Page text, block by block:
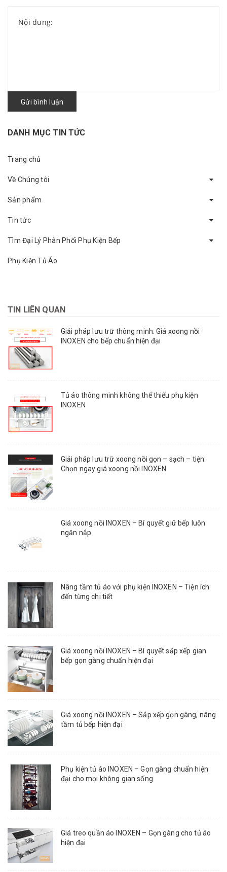
Gửi bình luận
DANH MỤC TIN TỨC
Trang chủ
Về Chúng tôi
Sản phẩm
Tin tức
Tìm Đại Lý Phân Phối Phụ Kiện Bếp
Phụ Kiện Tủ Áo
TIN LIÊN QUAN
Giải pháp lưu trữ thông minh: Giá xoong nồi
INOXEN cho bếp chuẩn hiện đại
Tủ áo thông minh không thể thiếu phụ kiện
INOXEN
Giải pháp lưu trữ xoong nồi gọn – sạch – tiện:
Chọn ngay giá xoong nồi INOXEN
Giá xoong nồi INOXEN – Bí quyết giữ bếp luôn
ngăn nắp
Nâng tầm tủ áo với phụ kiện INOXEN – Tiện ích
đến từng chi tiết
Giá xoong nồi INOXEN – Bí quyết sắp xếp gian
bếp gọn gàng chuẩn hiện đại
Giá xoong nồi INOXEN – Sắp xếp gọn gàng, nâng
tầm tủ bếp hiện đại
Phụ kiện tủ áo INOXEN – Gọn gàng chuẩn hiện
đại cho mọi không gian sống
Giá treo quần áo INOXEN – Gọn gàng cho tủ áo
hiện đại